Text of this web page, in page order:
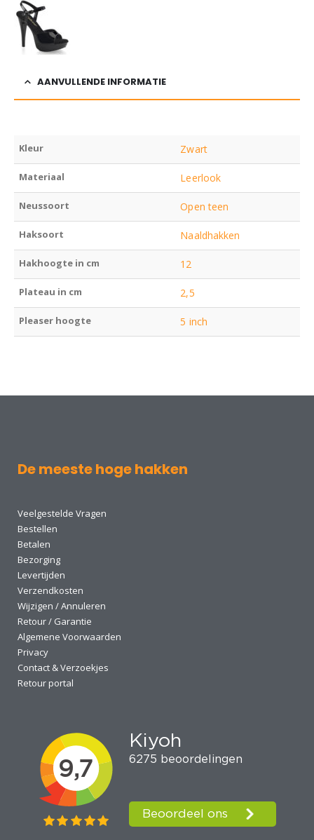
AANVULLENDE INFORMATIE
Kleur Zwart
Materiaal Leerlook
Neussoort Open teen
Haksoort Naaldhakken
Hakhoogte in cm 12
Plateau in cm 2,5
Pleaser hoogte 5 inch
De meeste hoge hakken
Veelgestelde Vragen
Bestellen
Betalen
Bezorging
Levertijden
Verzendkosten
Wijzigen / Annuleren
Retour / Garantie
Algemene Voorwaarden
Privacy
Contact & Verzoekjes
Retour portal